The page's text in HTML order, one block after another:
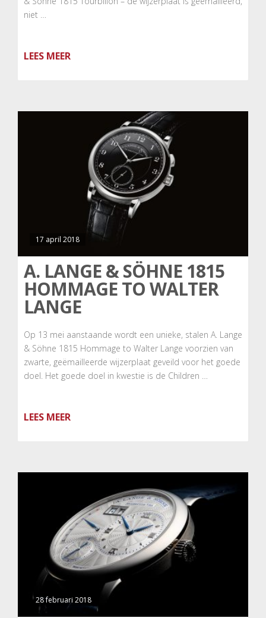
niet …
LEES MEER
17 april 2018
A. LANGE & SÖHNE 1815
HOMMAGE TO WALTER
LANGE
Op 13 mei aanstaande wordt een unieke, stalen A. Lange
& Söhne 1815 Hommage to Walter Lange voorzien van
zwarte, geëmailleerde wijzerplaat geveild voor het goede
doel. Het goede doel in kwestie is de Children …
LEES MEER
28 februari 2018